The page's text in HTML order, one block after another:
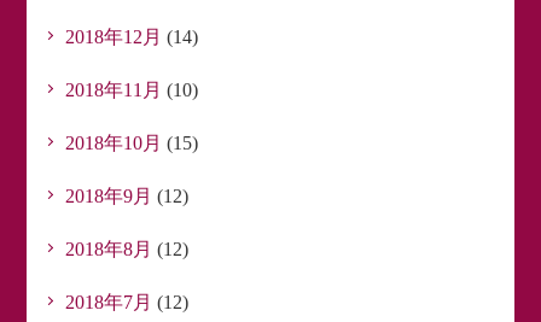
2018年12月 (14)
2018年11月 (10)
2018年10月 (15)
2018年9月 (12)
2018年8月 (12)
2018年7月 (12)